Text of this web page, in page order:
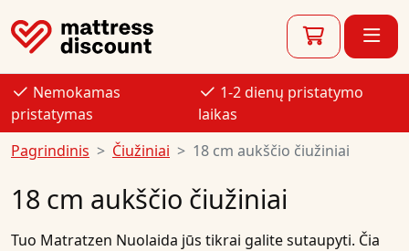
Nemokamas
pristatymas
1-2 dienų pristatymo
laikas
Pagrindinis
Čiužiniai 18 cm aukščio čiužiniai
18 cm aukščio čiužiniai
Tuo Matratzen Nuolaida jūs tikrai galite sutaupyti. Čia